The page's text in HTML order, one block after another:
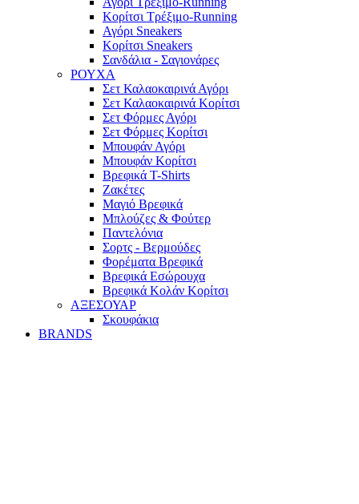
Κορίτσι Τρέξιμο-Running
Αγόρι Sneakers
Κορίτσι Sneakers
Σανδάλια - Σαγιονάρες
ΡΟΥΧΑ
Σετ Καλαοκαιρινά Αγόρι
Σετ Καλαοκαιρινά Κορίτσι
Σετ Φόρμες Αγόρι
Σετ Φόρμες Κορίτσι
Mπουφάν Αγόρι
Mπουφάν Κορίτσι
Βρεφικά T-Shirts
Ζακέτες
Μαγιό Βρεφικά
Mπλούζες & Φούτερ
Παντελόνια
Σορτς - Βερμούδες
Φορέματα Βρεφικά
Βρεφικά Εσώρουχα
Βρεφικά Κολάν Κορίτσι
ΑΞΕΣΟΥΑΡ
Σκουφάκια
BRANDS